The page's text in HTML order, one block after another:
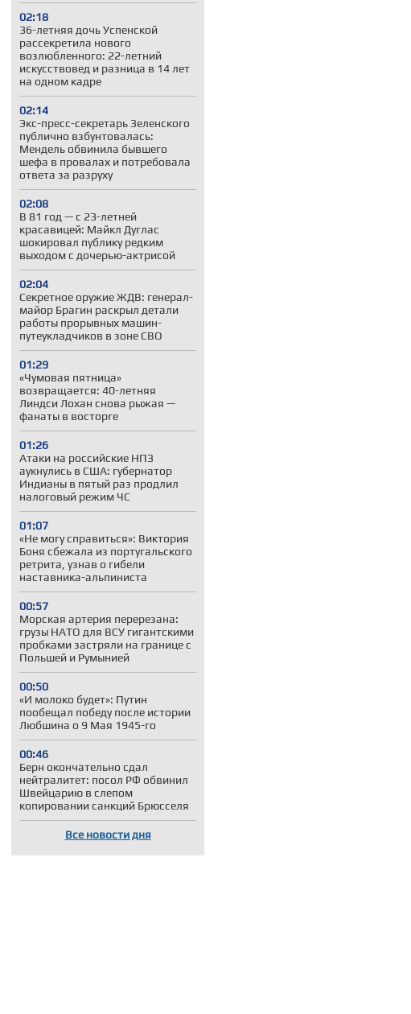
02:18
36-летняя дочь Успенской
рассекретила нового
возлюбленного: 22-летний
искусствовед и разница в 14 лет
на одном кадре
02:14
Экс-пресс-секретарь Зеленского
публично взбунтовалась:
Мендель обвинила бывшего
шефа в провалах и потребовала
ответа за разруху
02:08
В 81 год — с 23-летней
красавицей: Майкл Дуглас
шокировал публику редким
выходом с дочерью-актрисой
02:04
Секретное оружие ЖДВ: генерал-
майор Брагин раскрыл детали
работы прорывных машин-
путеукладчиков в зоне СВО
01:29
«Чумовая пятница»
возвращается: 40-летняя
Линдси Лохан снова рыжая —
фанаты в восторге
01:26
Атаки на российские НПЗ
аукнулись в США: губернатор
Индианы в пятый раз продлил
налоговый режим ЧС
01:07
«Не могу справиться»: Виктория
Боня сбежала из португальского
ретрита, узнав о гибели
наставника-альпиниста
00:57
Морская артерия перерезана:
грузы НАТО для ВСУ гигантскими
пробками застряли на границе с
Польшей и Румынией
00:50
«И молоко будет»: Путин
пообещал победу после истории
Любшина о 9 Мая 1945-го
00:46
Берн окончательно сдал
нейтралитет: посол РФ обвинил
Швейцарию в слепом
копировании санкций Брюсселя
Все новости дня